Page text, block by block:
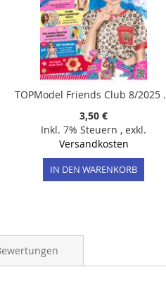
TOPModel Friends
3,50 €
Inkl. 7% Steuern , exkl.
Versandkosten
IN DEN WARENKORB